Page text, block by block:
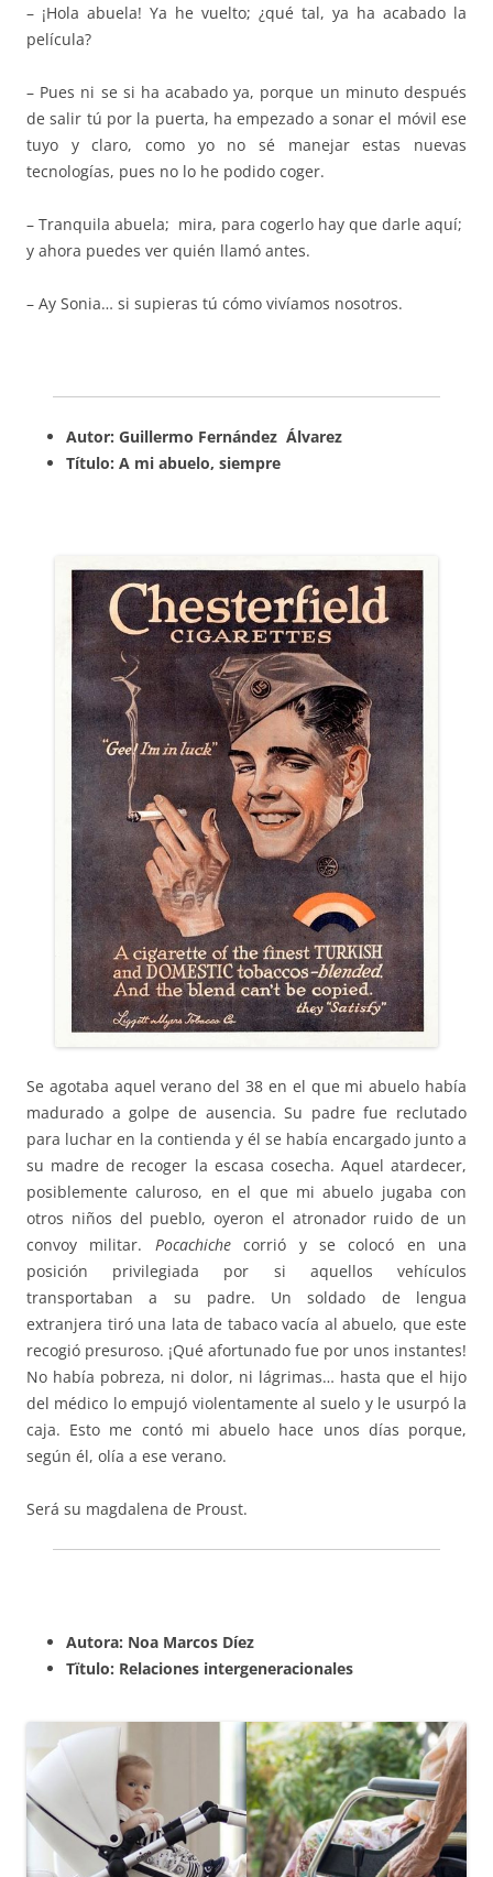
– ¡Hola abuela! Ya he vuelto; ¿qué tal, ya ha acabado la
película?
– Pues ni se si ha acabado ya, porque un minuto después
de salir tú por la puerta, ha empezado a sonar el móvil ese
tuyo y claro, como yo no sé manejar estas nuevas
tecnologías, pues no lo he podido coger.
– Tranquila abuela; mira, para cogerlo hay que darle aquí;
y ahora puedes ver quién llamó antes.
– Ay Sonia… si supieras tú cómo vivíamos nosotros.
Autor: Guillermo Fernández Álvarez
Título: A mi abuelo, siempre
Se agotaba aquel verano del 38 en el que mi abuelo había
madurado a golpe de ausencia. Su padre fue reclutado
para luchar en la contienda y él se había encargado junto a
su madre de recoger la escasa cosecha. Aquel atardecer,
posiblemente caluroso, en el que mi abuelo jugaba con
otros niños del pueblo, oyeron el atronador ruido de un
convoy militar. Pocachichecorrió y se colocó en una
posición privilegiada por si aquellos vehículos
transportaban a su padre. Un soldado de lengua
extranjera tiró una lata de tabaco vacía al abuelo, que este
recogió presuroso. ¡Qué afortunado fue por unos instantes!
No había pobreza, ni dolor, ni lágrimas… hasta que el hijo
del médico lo empujó violentamente al suelo y le usurpó la
caja. Esto me contó mi abuelo hace unos días porque,
según él, olía a ese verano.
Será su magdalena de Proust.
Autora: Noa Marcos Díez
Tïtulo: Relaciones intergeneracionales